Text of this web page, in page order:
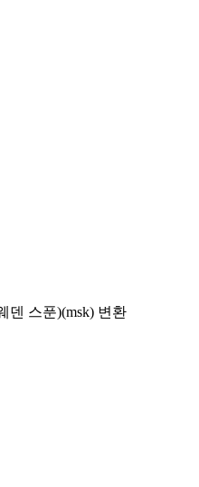
덴 스푼)(msk) 변환